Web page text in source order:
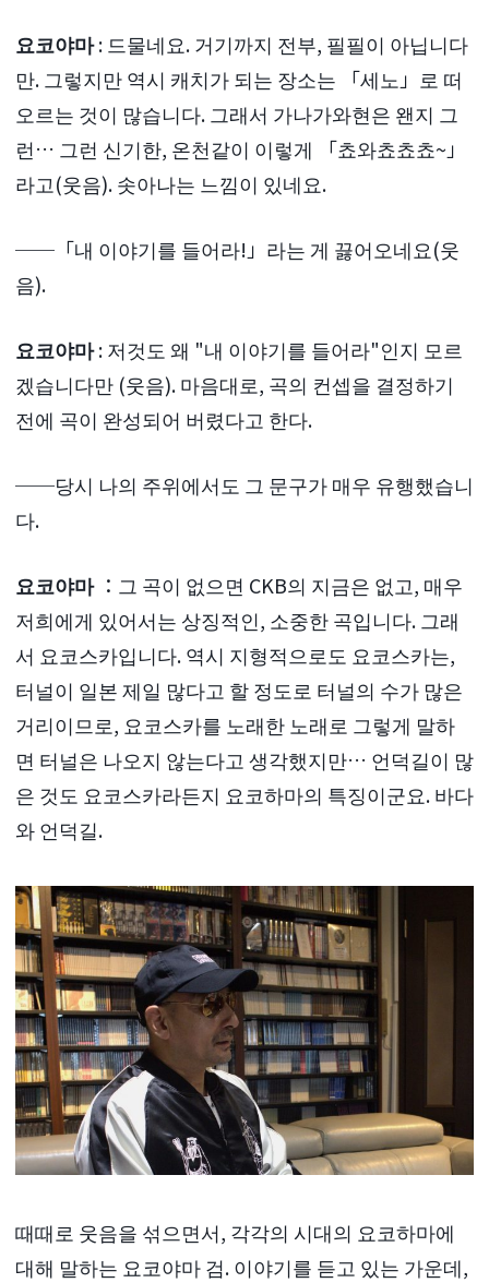
요코야마: 드물네요. 거기까지 전부, 필필이 아닙니다
만. 그렇지만 역시 캐치가 되는 장소는 「세노」로 떠
오르는 것이 많습니다. 그래서 가나가와현은 왠지 그
런… 그런 신기한, 온천같이 이렇게 「쵸와쵸쵸쵸~」
라고(웃음). 솟아나는 느낌이 있네요.
──「내 이야기를 들어라!」라는 게 끓어오네요(웃
음).
요코야마: 저것도 왜 "내 이야기를 들어라"인지 모르
겠습니다만 (웃음). 마음대로, 곡의 컨셉을 결정하기
전에 곡이 완성되어 버렸다고 한다.
──당시 나의 주위에서도 그 문구가 매우 유행했습니
다.
요코야마：그 곡이 없으면 CKB의 지금은 없고, 매우
저희에게 있어서는 상징적인, 소중한 곡입니다. 그래
서 요코스카입니다. 역시 지형적으로도 요코스카는,
터널이 일본 제일 많다고 할 정도로 터널의 수가 많은
거리이므로, 요코스카를 노래한 노래로 그렇게 말하
면 터널은 나오지 않는다고 생각했지만… 언덕길이 많
은 것도 요코스카라든지 요코하마의 특징이군요. 바다
와 언덕길.
때때로 웃음을 섞으면서, 각각의 시대의 요코하마에
대해 말하는 요코야마 검. 이야기를 듣고 있는 가운데,